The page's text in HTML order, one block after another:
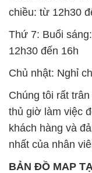
chiều: từ 12h30
Thứ 7: Buổi
12h30 đến 16h
Chủ nhật: Nghỉ
Chúng tôi rất
thủ giờ làm việc
khách hàng và
nhất của nhân
BẢN ĐỒ MAP